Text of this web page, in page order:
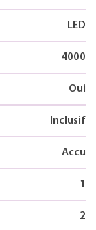
LED
4000
Oui
Inclusif
Accu
1
2